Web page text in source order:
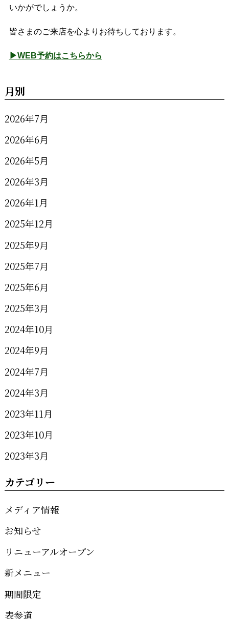
いかがでしょうか。
皆さまのご来店を心よりお待ちしております。
▶WEB予約はこちらから
月別
2026年7月
2026年6月
2026年5月
2026年3月
2026年1月
2025年12月
2025年9月
2025年7月
2025年6月
2025年3月
2024年10月
2024年9月
2024年7月
2024年3月
2023年11月
2023年10月
2023年3月
カテゴリー
メディア情報
お知らせ
リニューアルオープン
新メニュー
期間限定
表参道